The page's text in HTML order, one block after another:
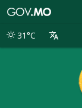
别
31°C